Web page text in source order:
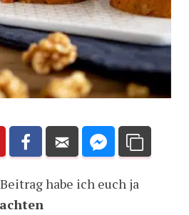
habe ich euch ja